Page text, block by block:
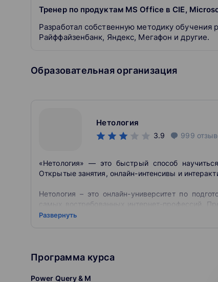
Тренер по продуктам MS Office в CIE,
Разработал собственную методику
Райффайзенбанк, Яндекс, Мегафон и другие.
Образовательная организация
Нетология
3.9 999
«Нетология» — это быстрый способ
Открытые занятия, онлайн-интенсивы и
Нетология – это онлайн-университет по
самых востребованных интернет-профессий.
работающие в таких компаниях как Google,
Спиридонов, являющийся генеральным
которая, собственно, и придумала концепцию
Развернуть
Программа курса
Power Query & M